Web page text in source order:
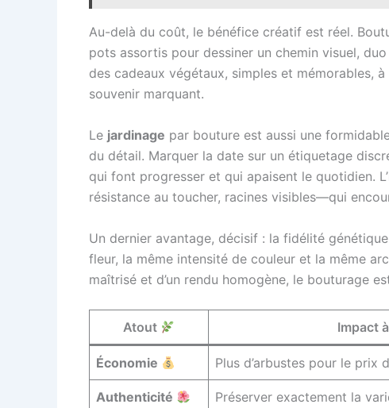
Au-delà du coût, le bénéfice créatif est réel.
pots assortis pour dessiner un chemin visuel,
des cadeaux végétaux, simples et mémorables,
souvenir marquant.
Le jardinage par bouture est aussi une
du détail. Marquer la date sur un étiquetage
qui font progresser et qui apaisent le quotidien.
résistance au toucher, racines visibles—qui
Un dernier avantage, décisif : la fidélité
fleur, la même intensité de couleur et la même
maîtrisé et d’un rendu homogène, le bouturage
Atout Impact
Économie Plus d’arbustes pour le prix
Authenticité Préserver exactement la